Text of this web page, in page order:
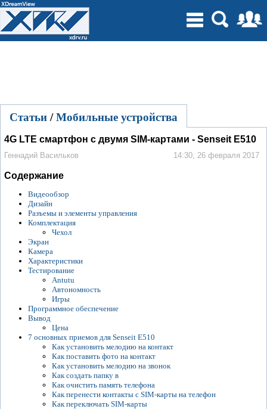
Статьи /Мобильные устройства
4G LTE смартфон с двумя SIM-картами - Senseit E510
Геннадий Васильков 14:30, 26 февраля 2017
Содержание
Видеообзор
Дизайн
Разъемы и элементы управления
Комплектация
Чехол
Экран
Камера
Характеристики
Тестирование
Antutu
Автономность
Игры
Программное обеспечение
Вывод
Цена
7 основных приемов для Senseit E510
Как установить мелодию на контакт
Как поставить фото на контакт
Как установить мелодию на звонок
Как создать папку в
Как очистить память телефона
Как перенести контакты с SIM-карты на телефон
Как переключать SIM-карты